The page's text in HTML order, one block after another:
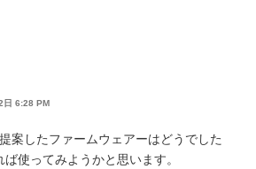
日 6:28 PM
案したファームウェアーはどうでした
使ってみようかと思います。